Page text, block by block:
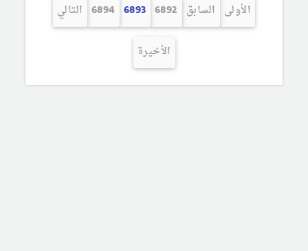
الأولى السابق 6892
6893
6894 التالي
الأخيرة